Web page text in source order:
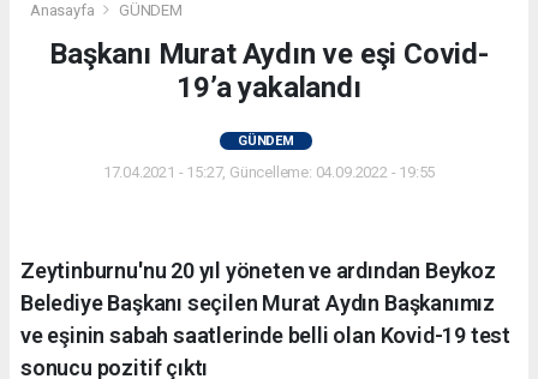
Anasayfa GÜNDEM
Başkanı Murat Aydın ve eşi Covid-
19’a yakalandı
GÜNDEM
17.04.2021 - 15:27, Güncelleme: 04.09.2022 - 19:55
Zeytinburnu'nu 20 yıl yöneten ve ardından Beykoz
Belediye Başkanı seçilen Murat Aydın Başkanımız
ve eşinin sabah saatlerinde belli olan Kovid-19 test
sonucu pozitif çıktı